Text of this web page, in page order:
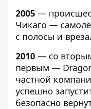
2005 —
Чикаго —
с полосы и
2010 — со
первым —
частной
успешно
безопасно